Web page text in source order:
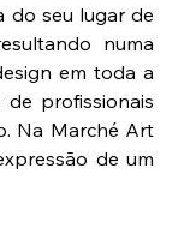
do seu lugar de
numa
em toda a
profissionais
Na Marché Art
de um